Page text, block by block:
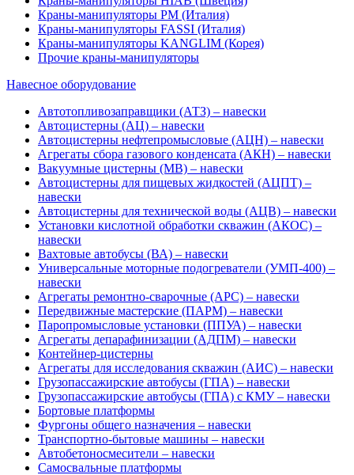
Краны-манипуляторы PM (Италия)
Краны-манипуляторы FASSI (Италия)
Краны-манипуляторы KANGLIM (Корея)
Прочие краны-манипуляторы
Навесное оборудование
Автотопливозаправщики (АТЗ) – навески
Автоцистерны (АЦ) – навески
Автоцистерны нефтепромысловые (АЦН) – навески
Агрегаты сбора газового конденсата (АКН) – навески
Вакуумные цистерны (МВ) – навески
Автоцистерны для пищевых жидкостей (АЦПТ) –
навески
Автоцистерны для технической воды (АЦВ) – навески
Установки кислотной обработки скважин (АКОС) –
навески
Вахтовые автобусы (ВА) – навески
Универсальные моторные подогреватели (УМП-400) –
навески
Агрегаты ремонтно-сварочные (АРС) – навески
Передвижные мастерские (ПАРМ) – навески
Паропромысловые установки (ППУА) – навески
Агрегаты депарафинизации (АДПМ) – навески
Контейнер-цистерны
Агрегаты для исследования скважин (АИС) – навески
Грузопассажирские автобусы (ГПА) – навески
Грузопассажирские автобусы (ГПА) с КМУ – навески
Бортовые платформы
Фургоны общего назначения – навески
Транспортно-бытовые машины – навески
Автобетоносмесители – навески
Самосвальные платформы